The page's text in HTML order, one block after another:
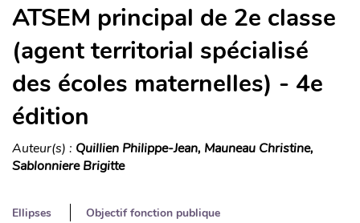
ATSEM principal de 2e classe
(agent territorial spécialisé
des écoles maternelles) - 4e
édition
Auteur(s) : Quillien Philippe-Jean, Mauneau Christine,
Sablonniere Brigitte
Ellipses
Objectif fonction publique